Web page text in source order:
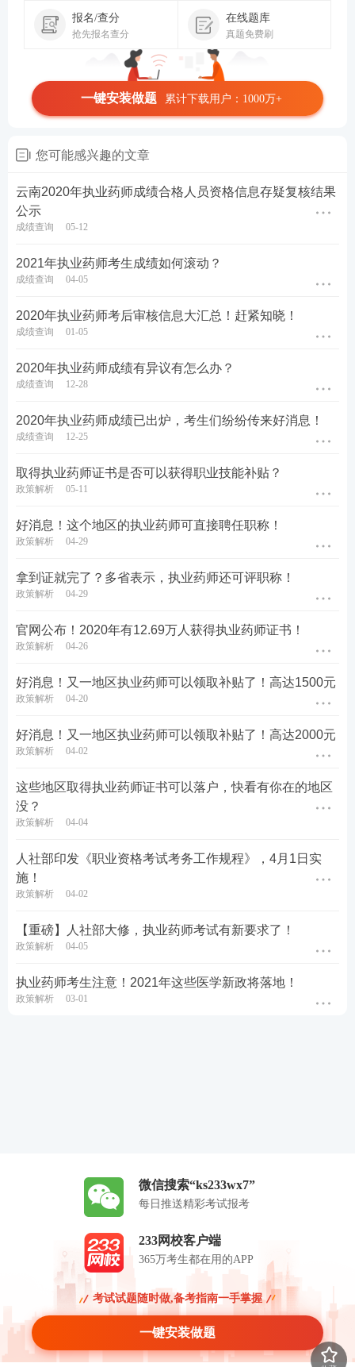
报名/查分
抢先报名查分
在线题库
真题免费刷
一键安装做题 累计下载用户：1000万+
您可能感兴趣的文章
云南2020年执业药师成绩合格人员资格信息存疑复核结果
公示
成绩查询 05-12
2021年执业药师考生成绩如何滚动？
成绩查询 04-05
2020年执业药师考后审核信息大汇总！赶紧知晓！
成绩查询 01-05
2020年执业药师成绩有异议有怎么办？
成绩查询 12-28
2020年执业药师成绩已出炉，考生们纷纷传来好消息！
成绩查询 12-25
取得执业药师证书是否可以获得职业技能补贴？
政策解析 05-11
好消息！这个地区的执业药师可直接聘任职称！
政策解析 04-29
拿到证就完了？多省表示，执业药师还可评职称！
政策解析 04-29
官网公布！2020年有12.69万人获得执业药师证书！
政策解析 04-26
好消息！又一地区执业药师可以领取补贴了！高达1500元
政策解析 04-20
好消息！又一地区执业药师可以领取补贴了！高达2000元
政策解析 04-02
这些地区取得执业药师证书可以落户，快看有你在的地区
没？
政策解析 04-04
人社部印发《职业资格考试考务工作规程》，4月1日实
施！
政策解析 04-02
【重磅】人社部大修，执业药师考试有新要求了！
政策解析 04-05
执业药师考生注意！2021年这些医学新政将落地！
政策解析 03-01
微信搜索“ks233wx7”
每日推送精彩考试报考
233网校客户端
365万考生都在用的APP
考试试题随时做,备考指南一手掌握
一键安装做题